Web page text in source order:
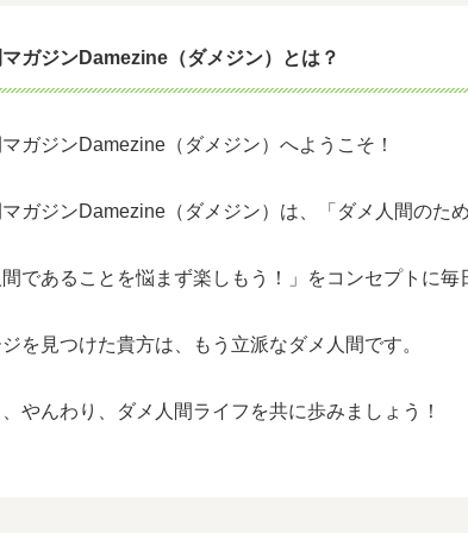
ガジンDamezine（ダメジン）とは？
ガジンDamezine（ダメジン）へようこそ！
ガジンDamezine（ダメジン）は、「ダメ人間のた
間であることを悩まず楽しもう！」をコンセプトに
を見つけた貴方は、もう立派なダメ人間です。
やんわり、ダメ人間ライフを共に歩みましょう！